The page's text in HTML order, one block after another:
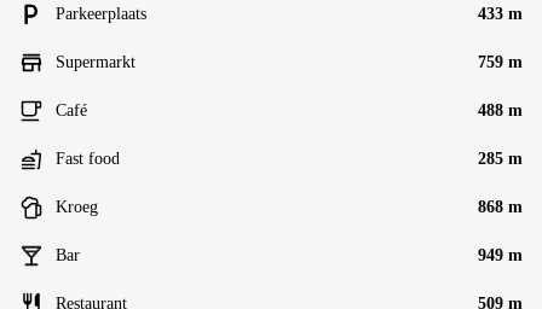
Parkeerplaats 433 m
Supermarkt 759 m
Café 488 m
Fast food 285 m
Kroeg 868 m
Bar 949 m
Restaurant 509 m